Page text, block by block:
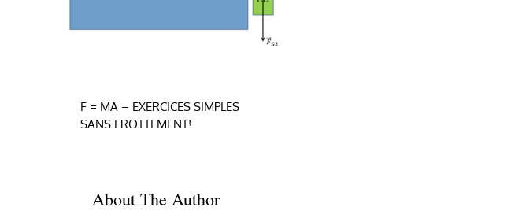
Navigation
de
F = MA – EXERCICES SIMPLES
SANS FROTTEMENT!
About The Author